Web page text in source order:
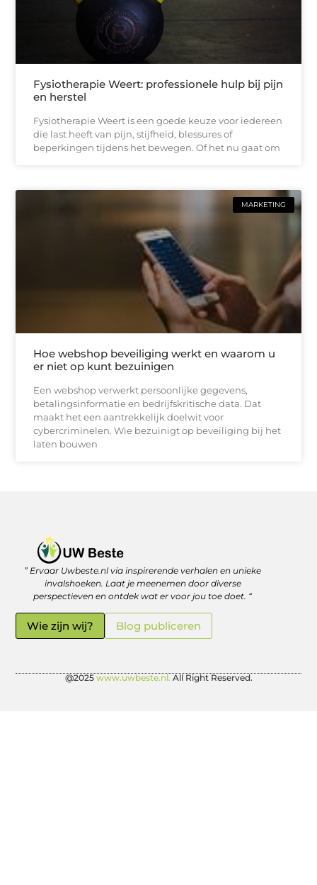
Fysiotherapie Weert: professionele hulp bij pijn
en herstel
Fysiotherapie Weert is een goede keuze voor iedereen
die last heeft van pijn, stijfheid, blessures of
beperkingen tijdens het bewegen. Of het nu gaat om
MARKETING
Hoe webshop beveiliging werkt en waarom u
er niet op kunt bezuinigen
Een webshop verwerkt persoonlijke gegevens,
betalingsinformatie en bedrijfskritische data. Dat
maakt het een aantrekkelijk doelwit voor
cybercriminelen. Wie bezuinigt op beveiliging bij het
laten bouwen
” Ervaar Uwbeste.nl via inspirerende verhalen en unieke
invalshoeken. Laat je meenemen door diverse
perspectieven en ontdek wat er voor jou toe doet. “
Wie zijn wij? Blog publiceren
@2025 www.uwbeste.nl. All Right Reserved.